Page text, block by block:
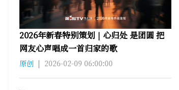
2026年新春特别策划｜心归处 是团圆 把
网友心声唱成一首归家的歌
原创 | 2026-02-09 06:00:00